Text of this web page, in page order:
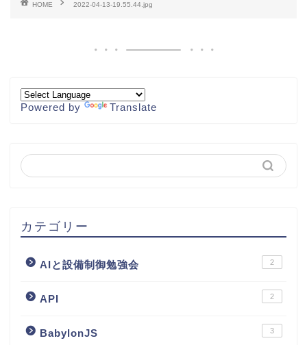
HOME 2022-04-13-19.55.44.jpg
Powered by Translate
カテゴリー
AIと設備制御勉強会 2
API 2
BabylonJS 3